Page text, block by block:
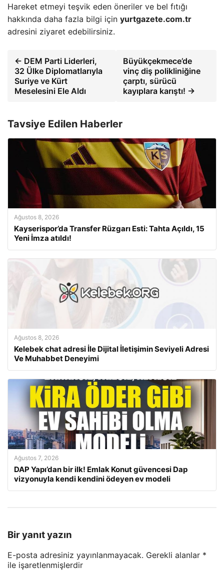
Hareket etmeyi teşvik eden öneriler ve bel fıtığı
hakkında daha fazla bilgi için yurtgazete.com.tr
adresini ziyaret edebilirsiniz.
← DEM Parti Liderleri,
32 Ülke Diplomatlarıyla
Suriye ve Kürt
Meselesini Ele Aldı
Büyükçekmece’de
vinç diş polikliniğine
çarptı, sürücü
kayıplara karıştı! →
Tavsiye Edilen Haberler
Ağustos 8, 2026
Kayserispor’da Transfer Rüzgarı Esti: Tahta Açıldı, 15
Yeni İmza atıldı!
Ağustos 8, 2026
Kelebek chat adresi İle Dijital İletişimin Seviyeli Adresi
Ve Muhabbet Deneyimi
Ağustos 7, 2026
DAP Yapı’dan bir ilk! Emlak Konut güvencesi Dap
vizyonuyla kendi kendini ödeyen ev modeli
Bir yanıt yazın
E-posta adresiniz yayınlanmayacak. Gerekli alanlar *
ile işaretlenmişlerdir